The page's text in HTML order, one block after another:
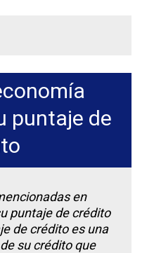
puntaje de
en
puntaje de crédito
de crédito es una
su crédito que